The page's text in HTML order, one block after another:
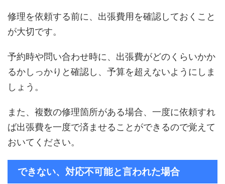
修理を依頼する前に、出張費用を確認しておくこと
が大切です。
予約時や問い合わせ時に、出張費がどのくらいかか
るかしっかりと確認し、予算を超えないようにしま
しょう。
また、複数の修理箇所がある場合、一度に依頼すれ
ば出張費を一度で済ませることができるので覚えて
おいてください。
できない、対応不可能と言われた場合